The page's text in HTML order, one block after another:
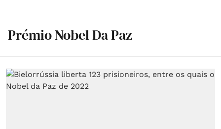
Prémio Nobel Da Paz